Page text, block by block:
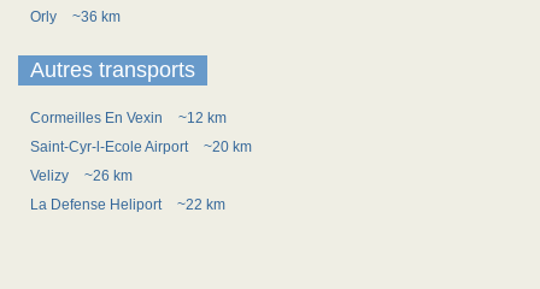
Orly
~36 km
Autres transports
Cormeilles En Vexin
~12 km
Saint-Cyr-l-Ecole Airport
~20 km
Velizy
~26 km
La Defense Heliport
~22 km